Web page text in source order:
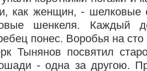
как женщин, - шелковые
шенкеля. Каждый
понес. Воробья на сто
Тынянов посвятил
- одна за другою.